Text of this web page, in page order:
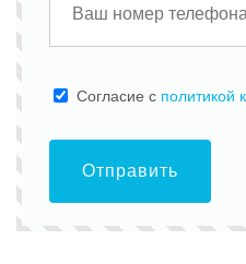
Cогласие с политикой
Отправить